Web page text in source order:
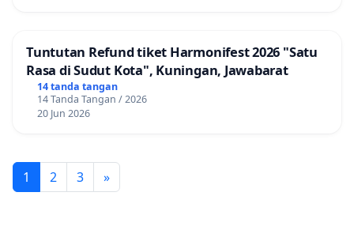
Tuntutan Refund tiket Harmonifest 2026 "Satu
Rasa di Sudut Kota", Kuningan, Jawabarat
14 tanda tangan
14 Tanda Tangan / 2026
20 Jun 2026
1 2 3 »